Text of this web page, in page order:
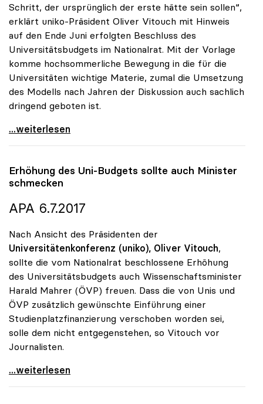
Schritt, der ursprünglich der erste hätte sein sollen“,
erklärt uniko-Präsident Oliver Vitouch mit Hinweis
auf den Ende Juni erfolgten Beschluss des
Universitätsbudgets im Nationalrat. Mit der Vorlage
komme hochsommerliche Bewegung in die für die
Universitäten wichtige Materie, zumal die Umsetzung
des Modells nach Jahren der Diskussion auch sachlich
dringend geboten ist.
uniko zu Studienplatzfinanzierung: „Erster Schritt
...weiterlesen
Erhöhung des Uni-Budgets sollte auch Minister
schmecken
APA 6.7.2017
Nach Ansicht des Präsidenten der
Universitätenkonferenz (uniko), Oliver Vitouch,
sollte die vom Nationalrat beschlossene Erhöhung
des Universitätsbudgets auch Wissenschaftsminister
Harald Mahrer (ÖVP) freuen. Dass die von Unis und
ÖVP zusätzlich gewünschte Einführung einer
Studienplatzfinanzierung verschoben worden sei,
solle dem nicht entgegenstehen, so Vitouch vor
Journalisten.
Erhöhung des Uni-Budgets sollte auch Minister
...weiterlesen